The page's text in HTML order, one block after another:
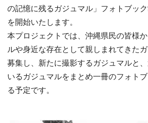
の記憶に残るガジュマル」フォトブッ
を開始いたします。
本プロジェクトでは、沖縄県民の皆様
ルや身近な存在として親しまれてきた
募集し、新たに撮影するガジュマルと
いるガジュマルをまとめ一冊のフォト
る予定です。